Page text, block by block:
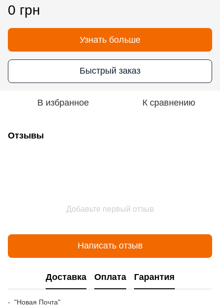
0 грн
Узнать больше
Быстрый заказ
В избранное К сравнению
Отзывы
Добавьте первый отзыв
Написать отзыв
Доставка Оплата Гарантия
- "Новая Почта"